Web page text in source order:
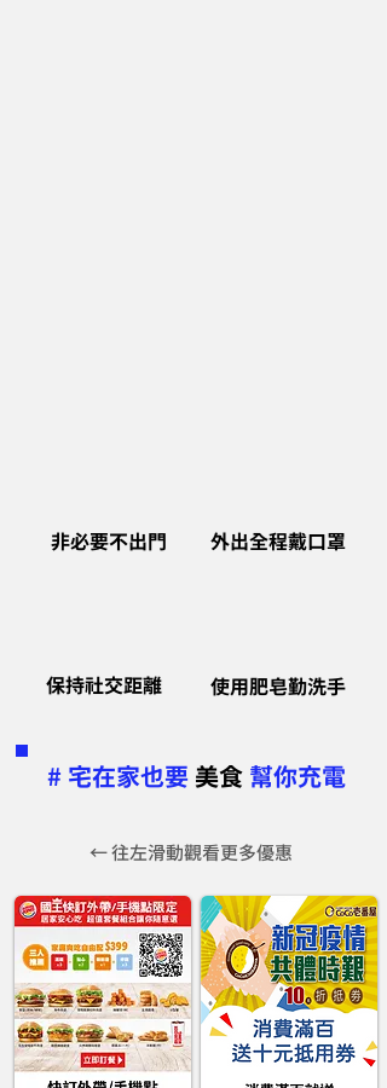
​非必要不出門 外出全程戴口罩
保持社交距離 使用肥皂勤洗手
# 宅在家也要 美食 幫你充電
← ​往左滑動觀看更多優惠